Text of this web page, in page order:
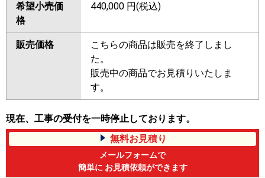
希望小売価
格
440,000 円(税込)
販売価格
こちらの商品は販売を終了しまし
た。
販売中の商品でお見積りいたしま
す。
現在、工事の受付を一時停止しております。
無料お見積り
メールフォームで
簡単に お見積依頼ができます